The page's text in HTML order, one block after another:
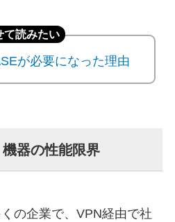
て読みたい
が必要になった理由
器の性能限界
の企業で、VPN経由で社